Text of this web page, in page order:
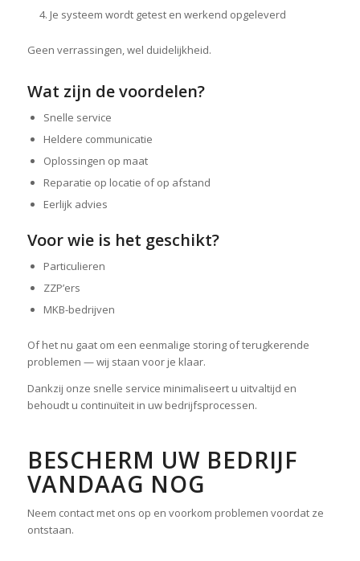
Je systeem wordt getest en werkend opgeleverd
Geen verrassingen, wel duidelijkheid.
Wat zijn de voordelen?
Snelle service
Heldere communicatie
Oplossingen op maat
Reparatie op locatie of op afstand
Eerlijk advies
Voor wie is het geschikt?
Particulieren
ZZP’ers
MKB-bedrijven
Of het nu gaat om een eenmalige storing of terugkerende
problemen — wij staan voor je klaar.
Dankzij onze snelle service minimaliseert u uitvaltijd en
behoudt u continuïteit in uw bedrijfsprocessen.
BESCHERM UW BEDRIJF
VANDAAG NOG
Neem contact met ons op en voorkom problemen voordat ze
ontstaan.